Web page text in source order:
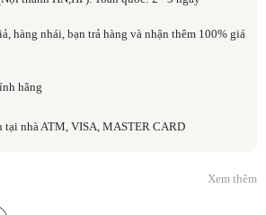
hàng nhái, bạn trả hàng và nhận thêm 100% giá
hãng
tại nhà ATM, VISA, MASTER CARD
Xem thêm